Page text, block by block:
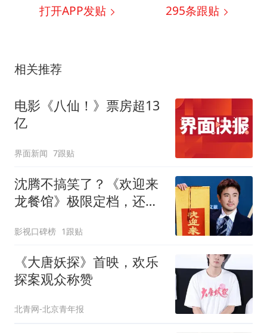
打开APP发贴 295条跟贴
相关推荐
电影《八仙！》票房超13
亿
界面新闻 7跟贴
沈腾不搞笑了？《欢迎来
龙餐馆》极限定档，还有
影视口碑榜 1跟贴
《大唐妖探》首映，欢乐
探案观众称赞
北青网-北京青年报